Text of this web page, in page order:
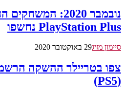
נובמבר 2020:
PlayStation Plus נחשפו
סיימון מזיג29 באוקטובר 2020
(PS5)